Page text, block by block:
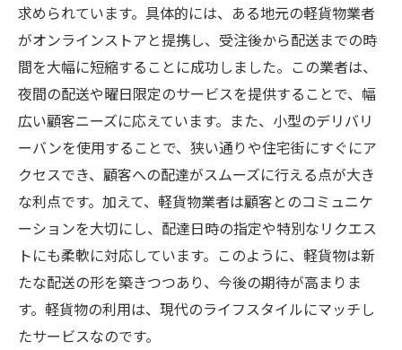
求められています。具体的には、ある地元の軽貨物業者
がオンラインストアと提携し、受注後から配送までの時
間を大幅に短縮することに成功しました。この業者は、
夜間の配送や曜日限定のサービスを提供することで、幅
広い顧客ニーズに応えています。また、小型のデリバリ
ーバンを使用することで、狭い通りや住宅街にすぐにア
クセスでき、顧客への配達がスムーズに行える点が大き
な利点です。加えて、軽貨物業者は顧客とのコミュニケ
ーションを大切にし、配達日時の指定や特別なリクエス
トにも柔軟に対応しています。このように、軽貨物は新
たな配送の形を築きつつあり、今後の期待が高まりま
す。軽貨物の利用は、現代のライフスタイルにマッチし
たサービスなのです。